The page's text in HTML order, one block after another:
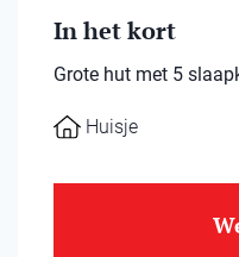
In het kort
Grote hut met 5
Huisje